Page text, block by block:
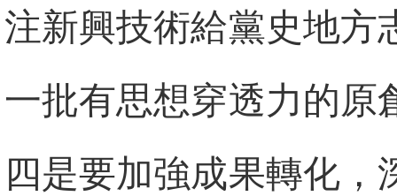
注新興技術給黨史地方
一批有思想穿透力的原
四是要加強成果轉化